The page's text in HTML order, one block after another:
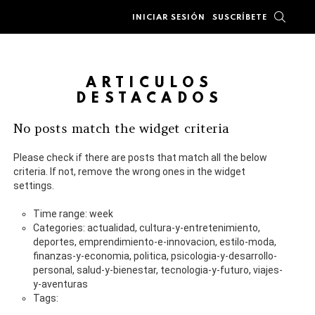
INICIAR SESIÓN SUSCRÍBETE
ARTÍCULOS
DESTACADOS
No posts match the widget criteria
Please check if there are posts that match all the below
criteria. If not, remove the wrong ones in the widget
settings.
Time range: week
Categories: actualidad, cultura-y-entretenimiento,
deportes, emprendimiento-e-innovacion, estilo-moda,
finanzas-y-economia, politica, psicologia-y-desarrollo-
personal, salud-y-bienestar, tecnologia-y-futuro, viajes-
y-aventuras
Tags: